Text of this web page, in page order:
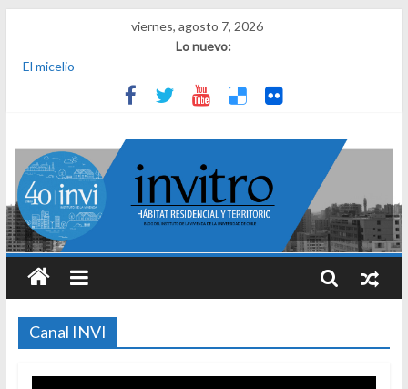
viernes, agosto 7, 2026
Lo nuevo:
El micelio
Receta para viajar al pasado
Una noche y el amanecer en Dignidad
INVI
El derecho a habitar
Canal INVI